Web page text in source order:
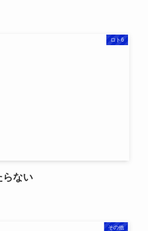
ロト6
らない
その他